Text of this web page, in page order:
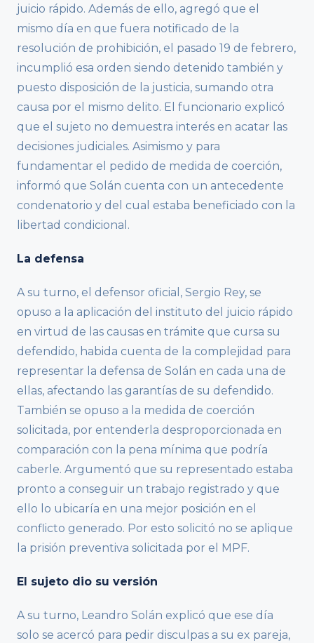
juicio rápido. Además de ello, agregó que el
mismo día en que fuera notificado de la
resolución de prohibición, el pasado 19 de febrero,
incumplió esa orden siendo detenido también y
puesto disposición de la justicia, sumando otra
causa por el mismo delito. El funcionario explicó
que el sujeto no demuestra interés en acatar las
decisiones judiciales. Asimismo y para
fundamentar el pedido de medida de coerción,
informó que Solán cuenta con un antecedente
condenatorio y del cual estaba beneficiado con la
libertad condicional.
La defensa
A su turno, el defensor oficial, Sergio Rey, se
opuso a la aplicación del instituto del juicio rápido
en virtud de las causas en trámite que cursa su
defendido, habida cuenta de la complejidad para
representar la defensa de Solán en cada una de
ellas, afectando las garantías de su defendido.
También se opuso a la medida de coerción
solicitada, por entenderla desproporcionada en
comparación con la pena mínima que podría
caberle. Argumentó que su representado estaba
pronto a conseguir un trabajo registrado y que
ello lo ubicaría en una mejor posición en el
conflicto generado. Por esto solicitó no se aplique
la prisión preventiva solicitada por el MPF.
El sujeto dio su versión
A su turno, Leandro Solán explicó que ese día
solo se acercó para pedir disculpas a su ex pareja,